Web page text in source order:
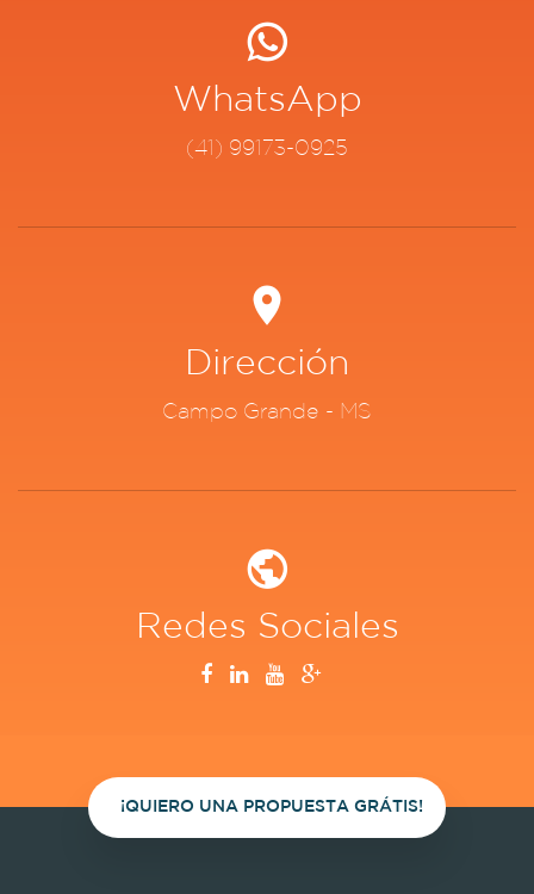
WhatsApp
(41) 99173-0925
Dirección
Campo Grande - MS
Redes Sociales
¡QUIERO UNA PROPUESTA GRÁTIS!